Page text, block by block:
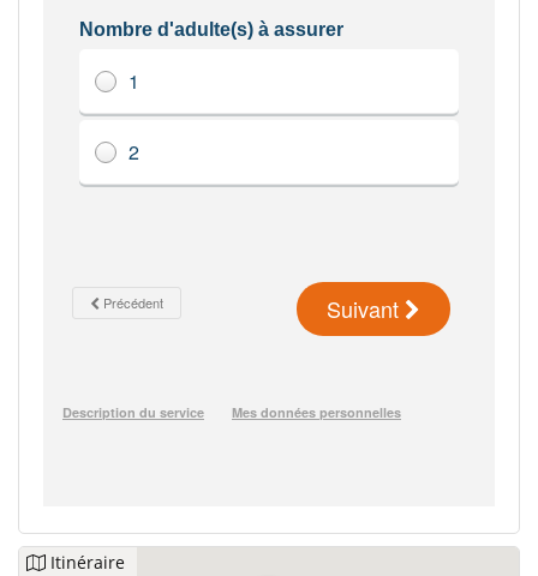
Itinéraire